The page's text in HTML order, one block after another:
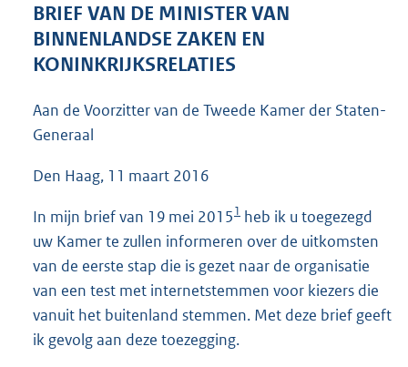
e
b
BRIEF VAN DE MINISTER VAN
BINNENLANDSE ZAKEN EN
KONINKRIJKSRELATIES
Aan de Voorzitter van de Tweede Kamer der Staten-
Generaal
Den Haag, 11 maart 2016
In mijn brief van 19 mei 20151 heb ik u toegezegd
uw Kamer te zullen informeren over de uitkomsten
van de eerste stap die is gezet naar de organisatie
van een test met internetstemmen voor kiezers die
vanuit het buitenland stemmen. Met deze brief geeft
ik gevolg aan deze toezegging.